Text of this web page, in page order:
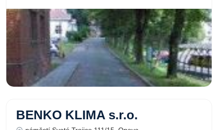
BENKO KLIMA s.r.o.